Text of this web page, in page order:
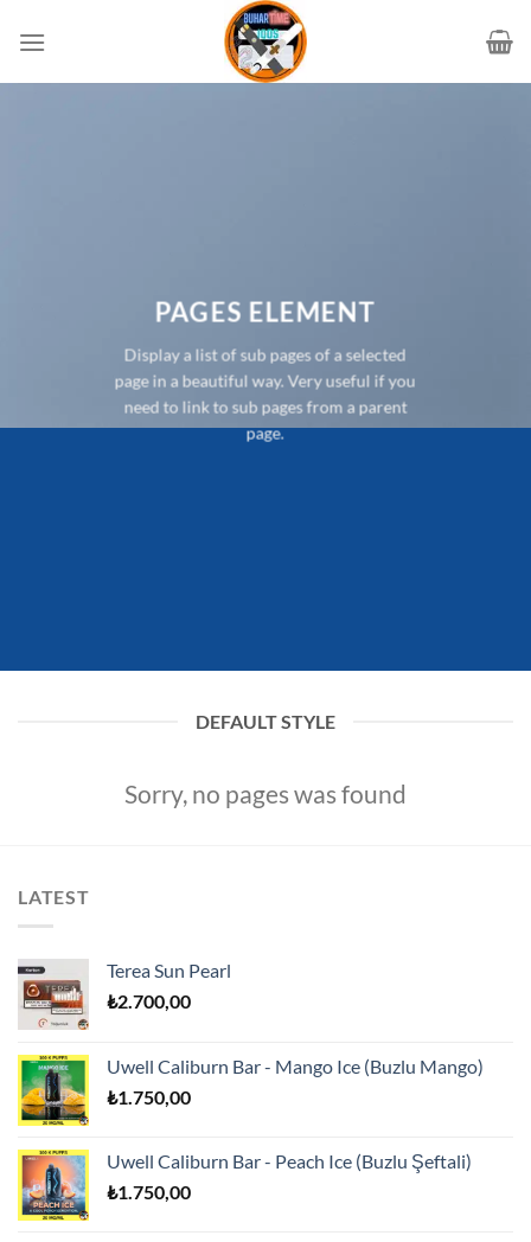
atla
PAGES ELEMENT
Display a list of sub pages of a selected
page in a beautiful way. Very useful if you
need to link to sub pages from a parent
page.
DEFAULT STYLE
Sorry, no pages was found
LATEST
Terea Sun Pearl
₺2.700,00
Uwell Caliburn Bar - Mango Ice (Buzlu Mango)
₺1.750,00
Uwell Caliburn Bar - Peach Ice (Buzlu Şeftali)
₺1.750,00